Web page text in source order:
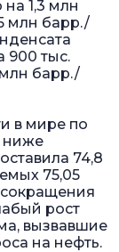
1,3 млн
млн барр./
900 тыс.
млн барр./
в мире по
ниже
74,8
75,05
рост
вызвавшие
на нефть.